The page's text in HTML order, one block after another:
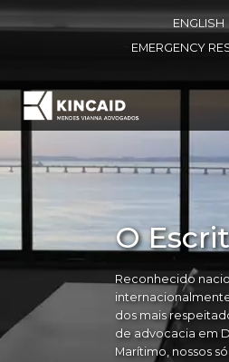
ENGLISH
EMERGENCY
O
Reconhecido
dos mais
de advocacia em
Marítimo, nossos